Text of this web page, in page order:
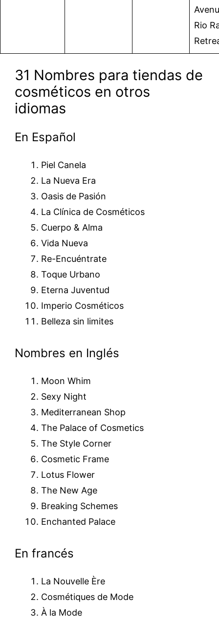
Rio
31 Nombres para tiendas de
cosméticos en otros
idiomas
En Español
Piel Canela
La Nueva Era
Oasis de Pasión
La Clínica de Cosméticos
Cuerpo & Alma
Vida Nueva
Re-Encuéntrate
Toque Urbano
Eterna Juventud
Imperio Cosméticos
Belleza sin limites
Nombres en Inglés
Moon Whim
Sexy Night
Mediterranean Shop
The Palace of Cosmetics
The Style Corner
Cosmetic Frame
Lotus Flower
The New Age
Breaking Schemes
Enchanted Palace
En francés
La Nouvelle Ère
Cosmétiques de Mode
À la Mode